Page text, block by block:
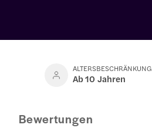
ALTERSBESCHRÄNKUNG
Ab 10 Jahren
Bewertungen